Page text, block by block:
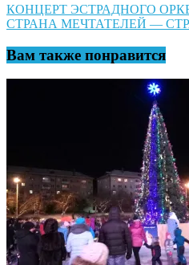
Навигация
по
записям
КОНЦЕРТ ЭСТРАДНОГО
СТРАНА МЕЧТАТЕЛЕЙ —
Вам также понравится